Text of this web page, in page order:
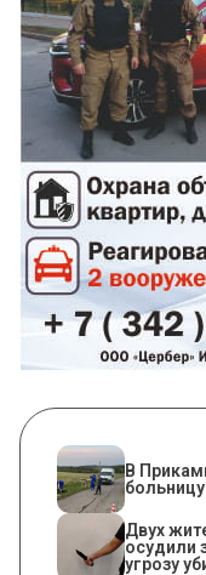
В
Двух
осудили
угрозу